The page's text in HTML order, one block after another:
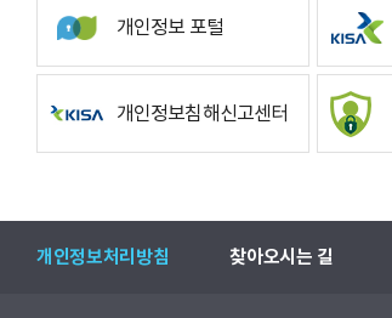
개인정보 포털
개인정보침해신고센터
개인정보처리방침 찾아오시는 길